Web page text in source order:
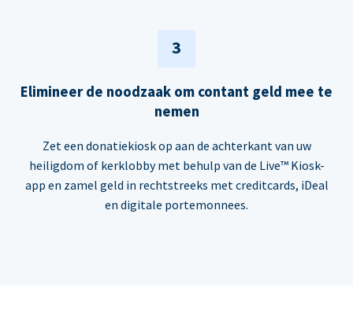
3
Elimineer de noodzaak om contant geld mee te
nemen
Zet een donatiekiosk op aan de achterkant van uw
heiligdom of kerklobby met behulp van de Live™ Kiosk-
app en zamel geld in rechtstreeks met creditcards, iDeal
en digitale portemonnees.